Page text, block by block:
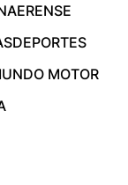
DEPORTES
MOTOR